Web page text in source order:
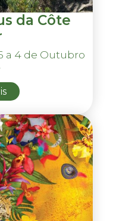
da Côte
a 4 de Outubro